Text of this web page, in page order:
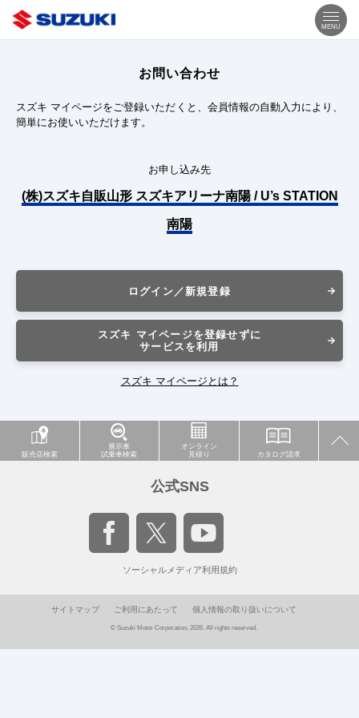
MENU
お問い合わせ
スズキ マイページをご登録いただくと、会員情報の自動入力により、
簡単にお使いいただけます。
お申し込み先
(株)スズキ自販山形 スズキアリーナ南陽 / U’s STATION
南陽
ログイン／新規登録
スズキ マイページを登録せずに
サービスを利用
スズキ マイページとは？
販売店検索
展示車
試乗車検索
オンライン
見積り
カタログ請求
公式SNS
ソーシャルメディア利用規約
サイトマップ ご利用にあたって 個人情報の取り扱いについて
© Suzuki Motor Corporation, 2026. All rights reserved.